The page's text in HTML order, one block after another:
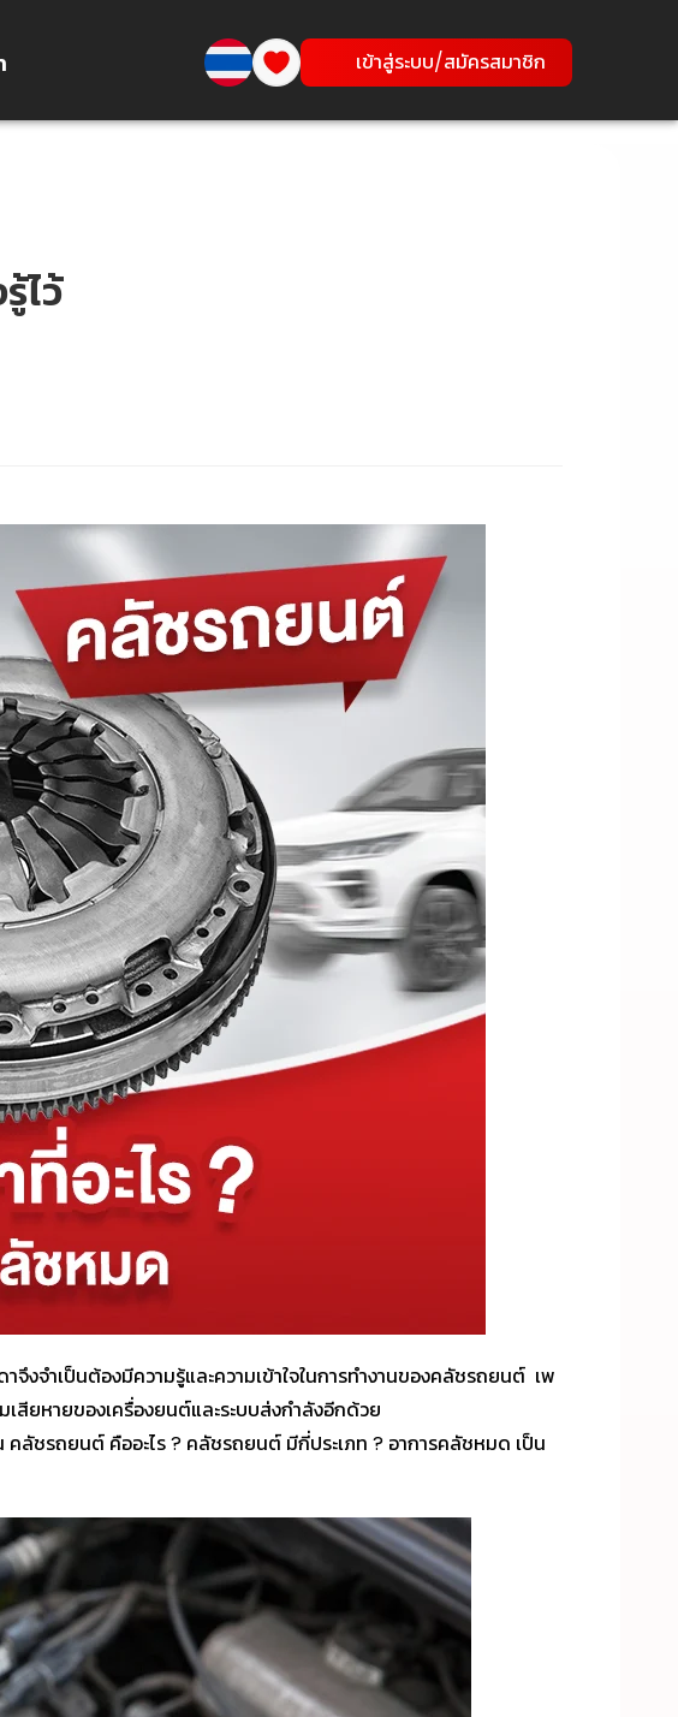
เข้าสู่ระบบ/สมัครสมาชิก
ไว้
จำเป็นต้องมีความรู้และความเข้าใจในการทำงานของคลัชรถยนต์ เพ
สียหายของเครื่องยนต์และระบบส่งกำลังอีกด้วย
ลัชรถยนต์ คืออะไร ? คลัชรถยนต์ มีกี่ประเภท ? อาการคลัชหมด เป็น